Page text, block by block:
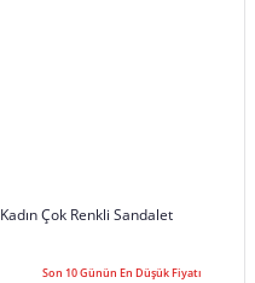
Kadın Çok Renkli Sandalet
Son 10 Günün En Düşük Fiyatı